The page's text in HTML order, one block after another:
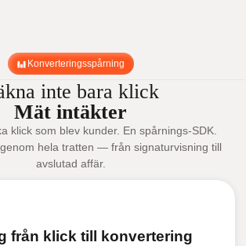
Konverteringsspårning
inte bara klick
Mät intäkter
klick som blev kunder. En spårnings-SDK.
hela tratten — från signaturvisning till
avslutad affär.
från klick till konvertering